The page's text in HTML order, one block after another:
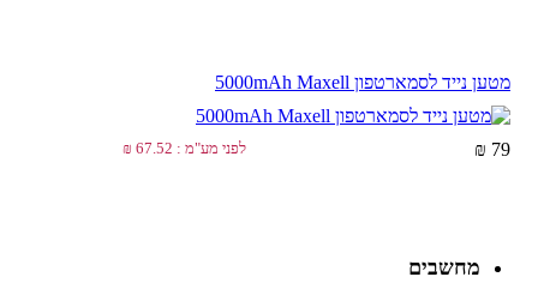
מטען נייד לסמארטפון 5000mAh Maxell
לפני מע"מ : 67.52 ₪ 79 ₪
מחשבים